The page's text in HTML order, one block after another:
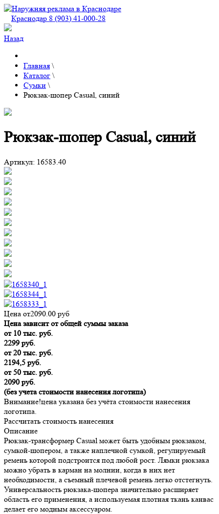
Краснодар 8 (903) 41-000-28
Назад
Главная \
Каталог \
Сумки \
Рюкзак-шопер Casual, синий
Рюкзак-шопер Casual, синий
Артикул: 16583.40
Цена от2090.00 руб
Цена зависит от общей суммы заказа
от 10 тыс. руб.
2299 руб.
от 20 тыс. руб.
2194,5 руб.
от 50 тыс. руб.
2090 руб.
(без учета стоимости нанесения логотипа)
Внимание!цена указана без учёта стоимости нанесения
логотипа.
Рассчитать стоимость нанесения
Описание
Рюкзак-трансформер Casual может быть удобным рюкзаком,
сумкой-шопером, а также наплечной сумкой, регулируемый
ремень которой подстроится под любой рост. Лямки рюкзака
можно убрать в карман на молнии, когда в них нет
необходимости, а съемный плечевой ремень легко отстегнуть.
Универсальность рюкзака-шопера значительно расширяет
область его применения, а используемая плотная ткань канвас
делает его модным аксессуаром.